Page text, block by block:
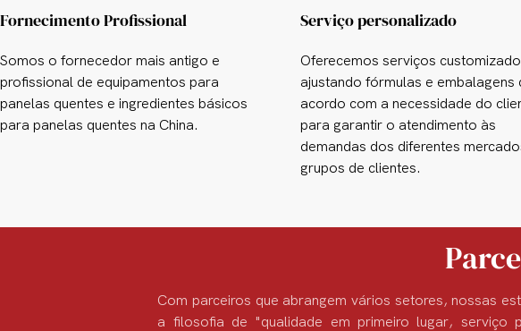
Fornecimento Profissional
Somos o fornecedor mais antigo e
profissional de equipamentos para
panelas quentes e ingredientes básicos
para panelas quentes na China.
Serviço personalizado
Oferecemos serviços
ajustando fórmulas e embalagens
acordo com a necessidade do
para garantir o atendimento às
demandas dos diferentes
grupos de clientes.
Com parceiros que abrangem vários setores, nossas
a filosofia de "qualidade em primeiro lugar, serviço